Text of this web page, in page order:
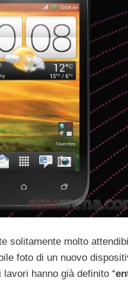
solitamente molto
foto di un nuovo
hanno già definito “